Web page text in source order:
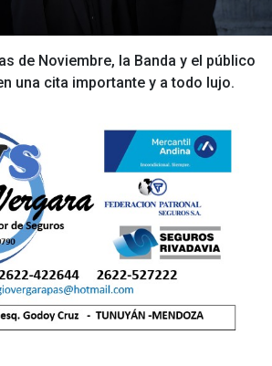
de Noviembre, la Banda y el público
una cita importante y a todo lujo.